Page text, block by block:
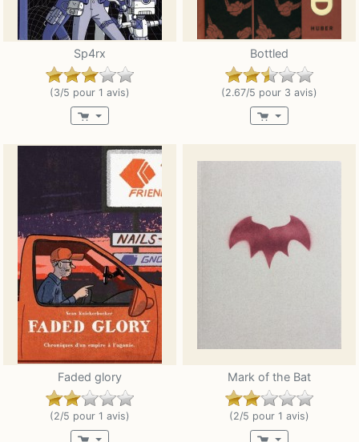
Sp4rx
(3/5 pour 1 avis)
Bottled
(2.67/5 pour 3 avis)
Faded glory
(2/5 pour 1 avis)
Mark of the Bat
(2/5 pour 1 avis)